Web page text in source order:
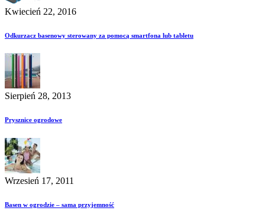
Kwiecień 22, 2016
Odkurzacz basenowy sterowany za pomocą smartfona lub tabletu
Sierpień 28, 2013
Prysznice ogrodowe
Wrzesień 17, 2011
Basen w ogrodzie – sama przyjemność